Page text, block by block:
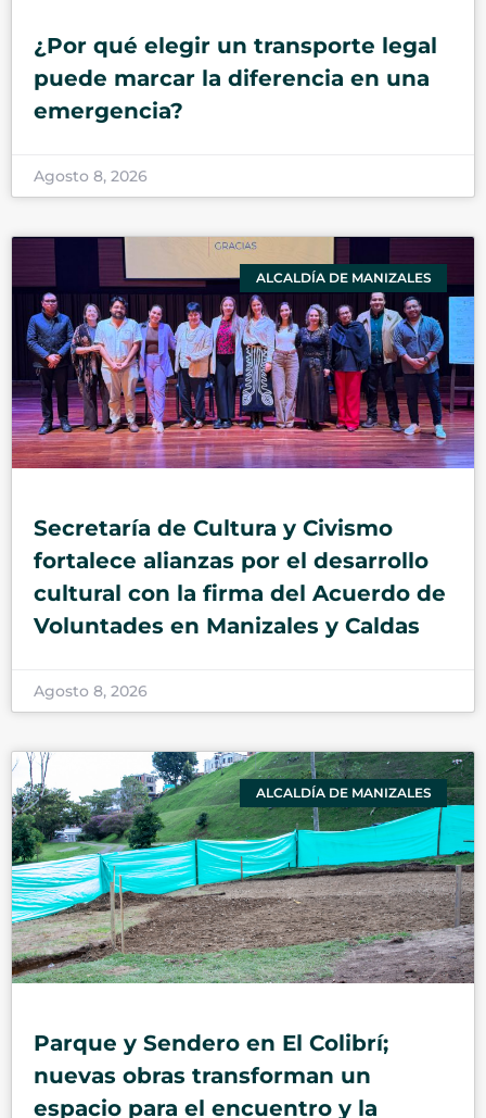
¿Por qué elegir un transporte legal
puede marcar la diferencia en una
emergencia?
Agosto 8, 2026
ALCALDÍA DE MANIZALES
Secretaría de Cultura y Civismo
fortalece alianzas por el desarrollo
cultural con la firma del Acuerdo de
Voluntades en Manizales y Caldas
Agosto 8, 2026
ALCALDÍA DE MANIZALES
Parque y Sendero en El Colibrí;
nuevas obras transforman un
espacio para el encuentro y la